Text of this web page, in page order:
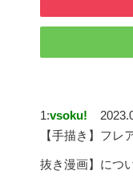
1:vsoku!
【手描き】フ
抜き漫画】につ